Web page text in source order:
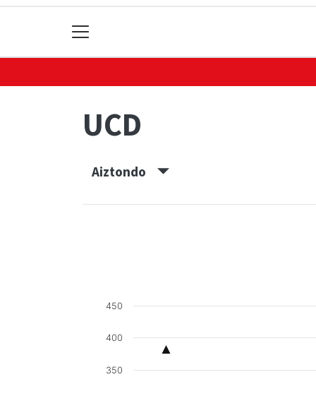
UCD
Aiztondo
350
400
450